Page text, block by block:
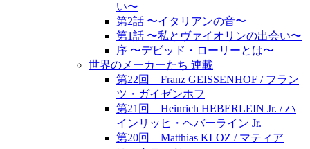
い〜
第2話 〜イタリアンの音〜
第1話 〜私とヴァイオリンの出会い〜
序 〜デビッド・ローリーとは〜
世界のメーカーたち 連載
第22回 Franz GEISSENHOF / フラン
ツ・ガイゼンホフ
第21回 Heinrich HEBERLEIN Jr. / ハ
インリッヒ・ヘバーライン Jr.
第20回 Matthias KLOZ / マティア